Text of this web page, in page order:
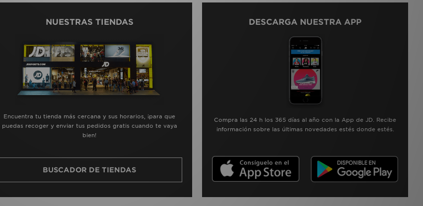
NUESTRAS TIENDAS
Encuentra tu tienda más cercana y sus horarios, ¡para que
puedas recoger y enviar tus pedidos gratis cuando te vaya
bien!
BUSCADOR DE TIENDAS
DESCARGA NUESTRA APP
Compra las 24 h los 365 días al año con la App de JD. Recibe
información sobre las últimas novedades estés donde estés.